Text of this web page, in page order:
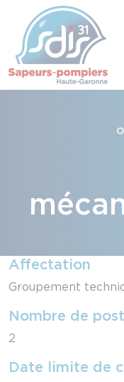
Affectation
Groupement
Nombre de
2
Date limite de
Panneau de gestion